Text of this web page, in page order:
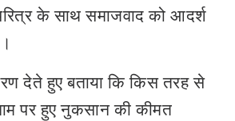
के साथ समाजवाद को आदर्श
देते हुए बताया कि किस तरह से
पर हुए नुकसान की कीमत